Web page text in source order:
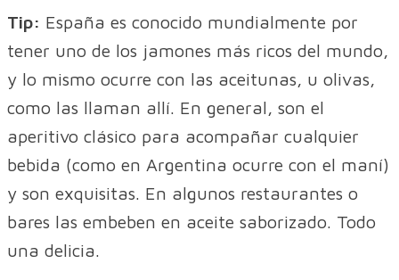
Tip: España es conocido mundialmente por
tener uno de los jamones más ricos del mundo,
y lo mismo ocurre con las aceitunas, u olivas,
como las llaman allí. En general, son el
aperitivo clásico para acompañar cualquier
bebida (como en Argentina ocurre con el maní)
y son exquisitas. En algunos restaurantes o
bares las embeben en aceite saborizado. Todo
una delicia.